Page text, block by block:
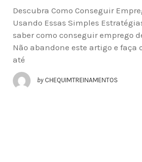
Descubra Como Conseguir
Usando Essas Simples
saber como conseguir emprego
Não abandone este artigo e faça
até
by CHEQUIMTREINAMENTOS